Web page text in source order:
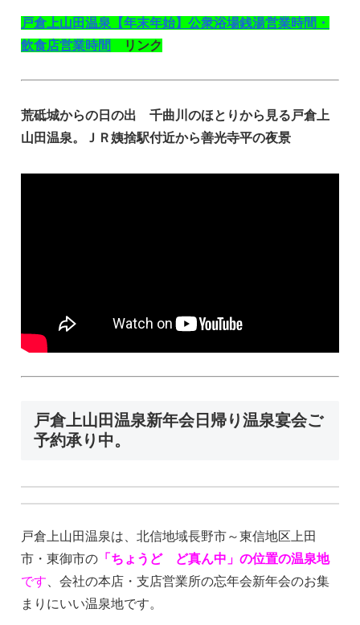
戸倉上山田温泉【年末年始】公衆浴場銭湯営業時間・
飲食店営業時間
リンク
荒砥城からの日の出 千曲川のほとりから見る戸倉上
山田温泉。ＪＲ姨捨駅付近から善光寺平の夜景
戸倉上山田温泉新年会日帰り温泉宴会ご
予約承り中。
戸倉上山田温泉は、北信地域長野市～東信地区上田
市・東御市の 「ちょうど ど真ん中」の位置の温泉地
です 、会社の本店・支店営業所の忘年会新年会のお集
まりにいい温泉地です。